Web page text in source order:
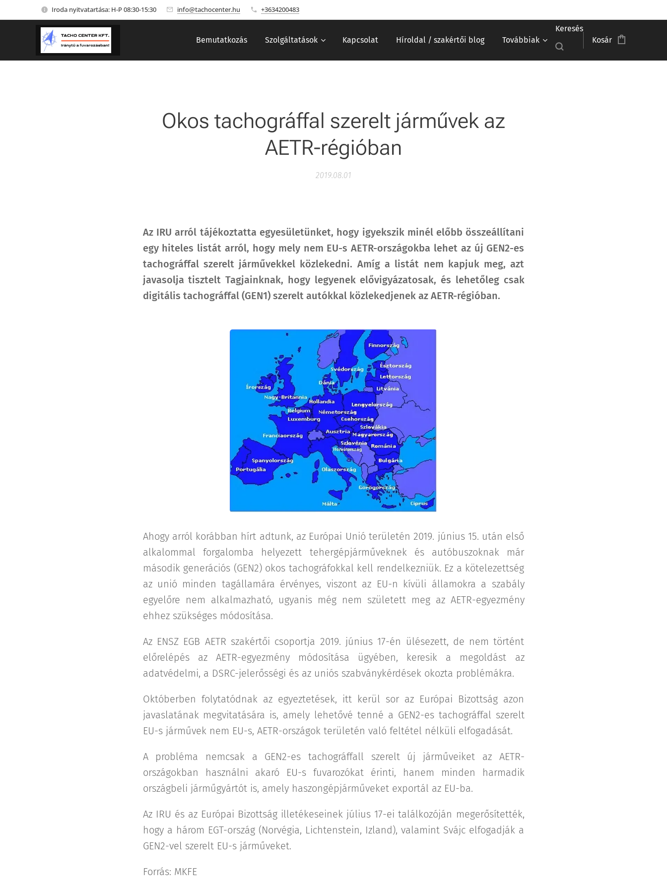
Iroda nyitvatartása: H-P 08:30-15:30 info@tachocenter.hu +3634200483
Bemutatkozás Szolgáltatások Kapcsolat Híroldal / szakértői blog Továbbiak
Keresés
Kosár
Okos tachográffal szerelt járművek az
AETR-régióban
2019.08.01
Az IRU arról tájékoztatta egyesületünket, hogy igyekszik minél előbb összeállítani
egy hiteles listát arról, hogy mely nem EU-s AETR-országokba lehet az új GEN2-es
tachográffal szerelt járművekkel közlekedni. Amíg a listát nem kapjuk meg, azt
javasolja tisztelt Tagjainknak, hogy legyenek elővigyázatosak, és lehetőleg csak
digitális tachográffal (GEN1) szerelt autókkal közlekedjenek az AETR-régióban.
Ahogy arról korábban hírt adtunk, az Európai Unió területén 2019. június 15. után első
alkalommal forgalomba helyezett tehergépjárműveknek és autóbuszoknak már
második generációs (GEN2) okos tachográfokkal kell rendelkezniük. Ez a kötelezettség
az unió minden tagállamára érvényes, viszont az EU-n kívüli államokra a szabály
egyelőre nem alkalmazható, ugyanis még nem született meg az AETR-egyezmény
ehhez szükséges módosítása.
Az ENSZ EGB AETR szakértői csoportja 2019. június 17-én ülésezett, de nem történt
előrelépés az AETR-egyezmény módosítása ügyében, keresik a megoldást az
adatvédelmi, a DSRC-jelerősségi és az uniós szabványkérdések okozta problémákra.
Októberben folytatódnak az egyeztetések, itt kerül sor az Európai Bizottság azon
javaslatának megvitatására is, amely lehetővé tenné a GEN2-es tachográffal szerelt
EU-s járművek nem EU-s, AETR-országok területén való feltétel nélküli elfogadását.
A probléma nemcsak a GEN2-es tachográffall szerelt új járműveiket az AETR-
országokban használni akaró EU-s fuvarozókat érinti, hanem minden harmadik
országbeli járműgyártót is, amely haszongépjárműveket exportál az EU-ba.
Az IRU és az Európai Bizottság illetékeseinek július 17-ei találkozóján megerősítették,
hogy a három EGT-ország (Norvégia, Lichtenstein, Izland), valamint Svájc elfogadják a
GEN2-vel szerelt EU-s járműveket.
Forrás: MKFE